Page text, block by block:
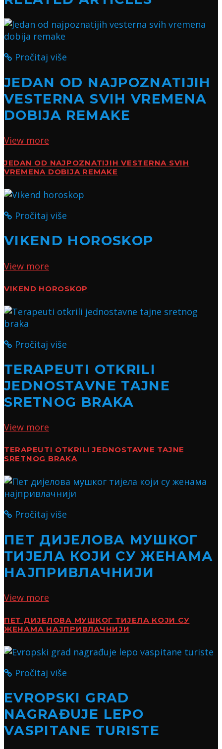
Pročitaj više
JEDAN OD NAJPOZNATIJIH
VESTERNA SVIH VREMENA
DOBIJA REMAKE
View more
JEDAN OD NAJPOZNATIJIH VESTERNA SVIH
VREMENA DOBIJA REMAKE
Pročitaj više
VIKEND HOROSKOP
View more
VIKEND HOROSKOP
Pročitaj više
TERAPEUTI OTKRILI
JEDNOSTAVNE TAJNE
SRETNOG BRAKA
View more
TERAPEUTI OTKRILI JEDNOSTAVNE TAJNE
SRETNOG BRAKA
Pročitaj više
ПЕТ ДИЈЕЛОВА МУШКОГ
ТИЈЕЛА КОЈИ СУ ЖЕНАМА
НАЈПРИВЛАЧНИЈИ
View more
ПЕТ ДИЈЕЛОВА МУШКОГ ТИЈЕЛА КОЈИ СУ
ЖЕНАМА НАЈПРИВЛАЧНИЈИ
Pročitaj više
EVROPSKI GRAD
NAGRAĐUJE LEPO
VASPITANE TURISTE